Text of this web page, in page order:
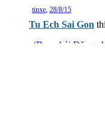
tinxe 28/8/15
Tu Ech Sai Gon
(Bạn phải Đăng